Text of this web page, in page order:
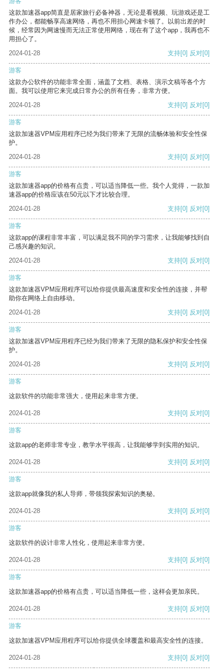
这款加速器app简直是居家旅行必备神器，无论是看视频、玩游戏还是工
作办公，都能畅享高速网络，再也不用担心网速卡顿了。以前出差的时
候，经常因为网速慢而无法正常使用网络，现在有了这个app，我再也不
用担心了。
2024-01-28
支持[0] 反对[0]
游客
这款办公软件的功能非常全面，涵盖了文档、表格、演示文稿等各个方
面。我可以使用它来完成日常办公的所有任务，非常方便。
2024-01-28
支持[0] 反对[0]
游客
这款加速器VPM应用程序已经为我们带来了无限的流畅体验和安全性保
护。
2024-01-28
支持[0] 反对[0]
游客
这款加速器app的价格有点贵，可以适当降低一些。我个人觉得，一款加
速器app的价格应该在50元以下才比较合理。
2024-01-28
支持[0] 反对[0]
游客
这款app的课程非常丰富，可以满足我不同的学习需求，让我能够找到自
己感兴趣的知识。
2024-01-28
支持[0] 反对[0]
游客
这款加速器VPM应用程序可以给你提供最高速度和安全性的连接，并帮
助你在网络上自由移动。
2024-01-28
支持[0] 反对[0]
游客
这款加速器VPM应用程序已经为我们带来了无限的隐私保护和安全性保
护。
2024-01-28
支持[0] 反对[0]
游客
这款软件的功能非常强大，使用起来非常方便。
2024-01-28 支持[0] 反对[0]
游客
这款app的老师非常专业，教学水平很高，让我能够学到实用的知识。
2024-01-28 支持[0] 反对[0]
游客
这款app就像我的私人导师，带领我探索知识的奥秘。
2024-01-28 支持[0] 反对[0]
游客
这款软件的设计非常人性化，使用起来非常方便。
2024-01-28 支持[0] 反对[0]
游客
这款加速器app的价格有点贵，可以适当降低一些，这样会更加亲民。
2024-01-28 支持[0] 反对[0]
游客
这款加速器VPM应用程序可以给你提供全球覆盖和最高安全性的连接。
2024-01-28 支持[0] 反对[0]